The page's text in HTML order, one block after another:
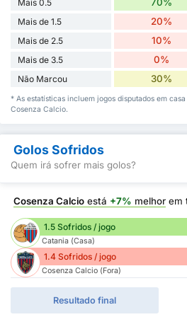
Mais 0.5
Mais de 1.5 20%
Mais de 2.5 10%
Mais de 3.5 0%
Não Marcou 30%
* As estatísticas incluem jogos disputados em
Cosenza Calcio.
Golos Sofridos
Quem irá sofrer mais golos?
Cosenza Calcio está +7% melhor em
1.5 Sofridos / jogo
Catania (Casa)
1.4 Sofridos / jogo
Cosenza Calcio (Fora)
Resultado final